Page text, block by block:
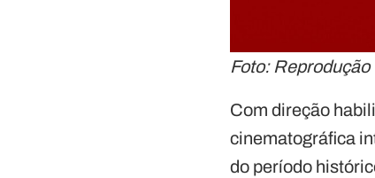
Foto: Reprodução
Com direção
cinematográfica
do período